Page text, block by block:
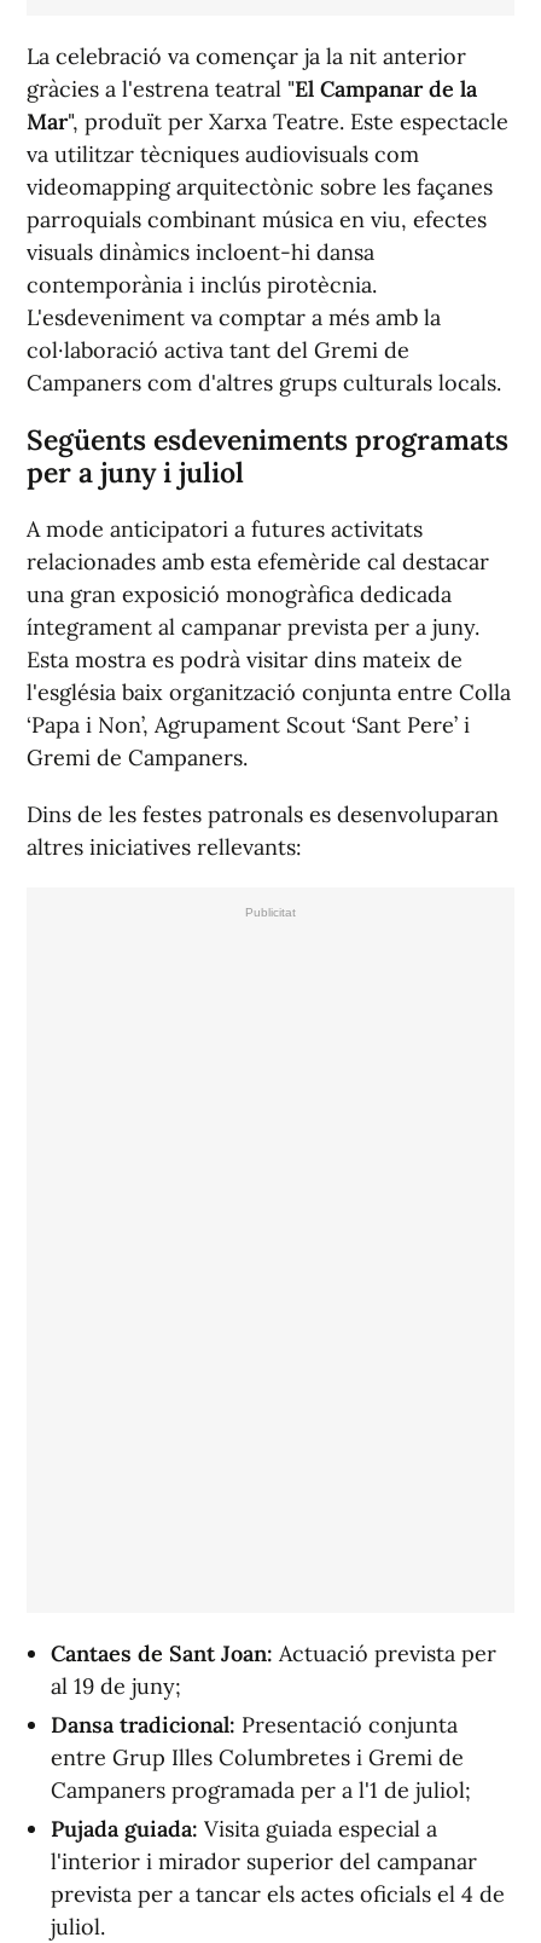
La celebració va començar ja la nit anterior
gràcies a l'estrena teatral "El Campanar de la
Mar", produït per Xarxa Teatre. Este espectacle
va utilitzar tècniques audiovisuals com
videomapping arquitectònic sobre les façanes
parroquials combinant música en viu, efectes
visuals dinàmics incloent-hi dansa
contemporània i inclús pirotècnia.
L'esdeveniment va comptar a més amb la
col·laboració activa tant del Gremi de
Campaners com d'altres grups culturals locals.
Següents esdeveniments programats
per a juny i juliol
A mode anticipatori a futures activitats
relacionades amb esta efemèride cal destacar
una gran exposició monogràfica dedicada
íntegrament al campanar prevista per a juny.
Esta mostra es podrà visitar dins mateix de
l'església baix organització conjunta entre Colla
‘Papa i Non’, Agrupament Scout ‘Sant Pere’ i
Gremi de Campaners.
Dins de les festes patronals es desenvoluparan
altres iniciatives rellevants:
Cantaes de Sant Joan: Actuació prevista per
al 19 de juny;
Dansa tradicional: Presentació conjunta
entre Grup Illes Columbretes i Gremi de
Campaners programada per a l'1 de juliol;
Pujada guiada: Visita guiada especial a
l'interior i mirador superior del campanar
prevista per a tancar els actes oficials el 4 de
juliol.